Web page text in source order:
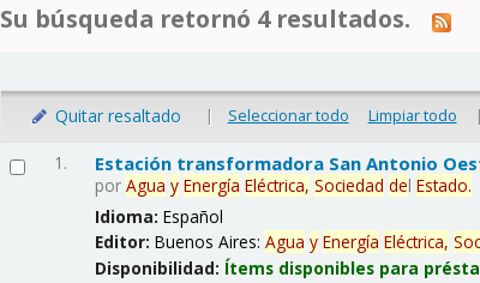
Su búsqueda retornó 4 resultados.
Quitar resaltado | Seleccionar todo Limpiar todo |
1. Estación transformadora San Antonio
porAgua y Energía Eléctrica, Sociedad delEstado.
Idioma:Español
Editor:Buenos Aires:Agua y Energía Eléctrica,
Disponibilidad: Ítems disponibles para